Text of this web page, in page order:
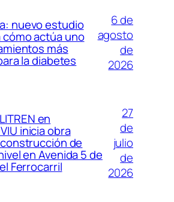
nuevo estudio
actúa uno
más
la diabetes
6 de
agosto
de
2026
en
inicia obra
de
en Avenida 5 de
Ferrocarril
27
de
julio
de
2026